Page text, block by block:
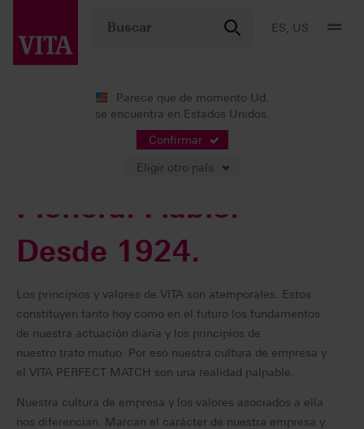
ES, US
Parece que de momento Ud.
se encuentra en Estados Unidos.
Confirmar
Eligir otro país
Identidad
Pionera. Fiable.
Desde 1924.
Los principios y valores de VITA son atemporales. Estos
constituyen tanto hoy como en el futuro los fundamentos
de nuestra actuación diaria y los principios de
nuestro trato mutuo. Por eso nuestra cultura de empresa y
el VITA PERFECT MATCH son una realidad palpable.
Nuestra cultura de empresa y los valores asociados a ella
nos diferencian. Marcan el carácter de nuestra empresa y